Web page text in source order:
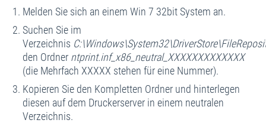
Melden Sie sich an einem Win 7 32bit System an.
Suchen Sie im
Verzeichnis
den Ordner ntprint.inf_x86_neutral_XXXXXXXXXXXXX
(die Mehrfach XXXXX stehen für eine Nummer).
Kopieren Sie den Kompletten Ordner und hinterlegen
diesen auf dem Druckerserver in einem neutralen
Verzeichnis.